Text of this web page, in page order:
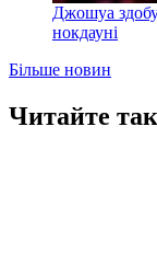
Джошуа
нокдауні
Більше новин
Читайте